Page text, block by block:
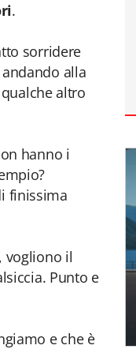
.
sorridere
alla
altro
hanno i
finissima
vogliono il
Punto e
e che è